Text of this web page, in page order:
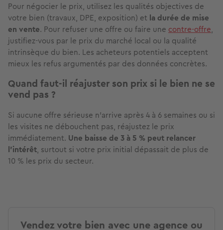
Pour négocier le prix, utilisez les qualités objectives de
votre bien (travaux, DPE, exposition) et la durée de mise
en vente. Pour refuser une offre ou faire une contre-offre,
justifiez-vous par le prix du marché local ou la qualité
intrinsèque du bien. Les acheteurs potentiels acceptent
mieux les refus argumentés par des données concrètes.
Quand faut-il réajuster son prix si le bien ne se
vend pas ?
Si aucune offre sérieuse n’arrive après 4 à 6 semaines ou si
les visites ne débouchent pas, réajustez le prix
immédiatement. Une baisse de 3 à 5 % peut relancer
l’intérêt, surtout si votre prix initial dépassait de plus de
10 % les prix du secteur.
Vendez votre bien avec une agence ou